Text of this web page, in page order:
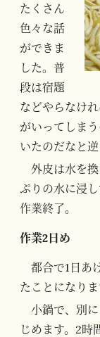
たくさん
色々な話
ができま
した。普
段は宿題
などやらなけ
がいってしま
いたのだなと
外皮は水を
ぷりの水に浸
作業終了。
作業2日め
都合で1日あ
たことになり
小鍋で、別
じめます。2時